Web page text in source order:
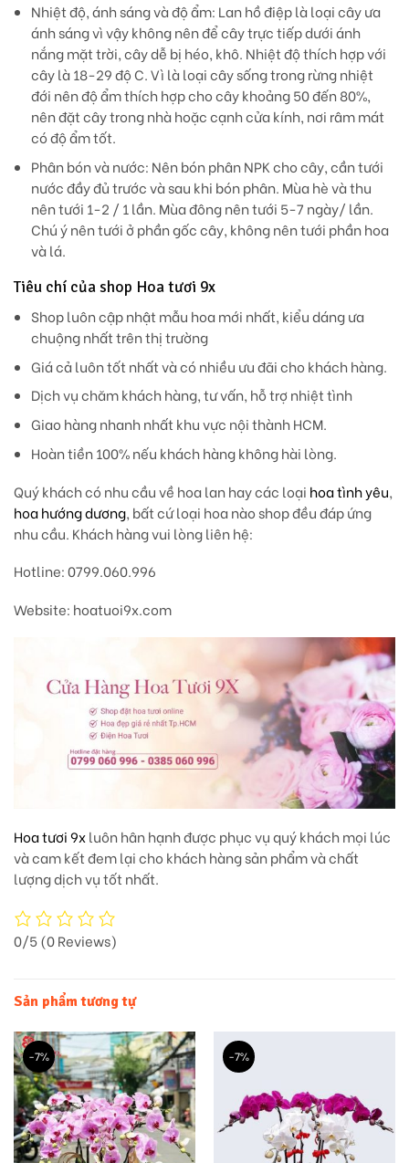
Nhiệt độ, ánh sáng và độ ẩm: Lan hồ điệp là loại cây ưa
ánh sáng vì vậy không nên để cây trực tiếp dưới ánh
nắng mặt trời, cây dễ bị héo, khô. Nhiệt độ thích hợp với
cây là 18-29 độ C. Vì là loại cây sống trong rừng nhiệt
đới nên độ ẩm thích hợp cho cây khoảng 50 đến 80%,
nên đặt cây trong nhà hoặc cạnh cửa kính, nơi râm mát
có độ ẩm tốt.
Phân bón và nước: Nên bón phân NPK cho cây, cần tưới
nước đầy đủ trước và sau khi bón phân. Mùa hè và thu
nên tưới 1-2 / 1 lần. Mùa đông nên tưới 5-7 ngày/ lần.
Chú ý nên tưới ở phần gốc cây, không nên tưới phần hoa
và lá.
Tiêu chí của shop Hoa tươi 9x
Shop luôn cập nhật mẫu hoa mới nhất, kiểu dáng ưa
chuộng nhất trên thị trường
Giá cả luôn tốt nhất và có nhiều ưu đãi cho khách hàng.
Dịch vụ chăm khách hàng, tư vấn, hỗ trợ nhiệt tình
Giao hàng nhanh nhất khu vực nội thành HCM.
Hoàn tiền 100% nếu khách hàng không hài lòng.
Quý khách có nhu cầu về hoa lan hay các loại hoa tình yêu,
hoa hướng dương, bất cứ loại hoa nào shop đều đáp ứng
nhu cầu. Khách hàng vui lòng liên hệ:
Hotline: 0799.060.996
Website: hoatuoi9x.com
Hoa tươi 9xluôn hân hạnh được phục vụ quý khách mọi lúc
và cam kết đem lại cho khách hàng sản phẩm và chất
lượng dịch vụ tốt nhất.
0/5(0 Reviews)
Sản phẩm tương tự
-7% -7%